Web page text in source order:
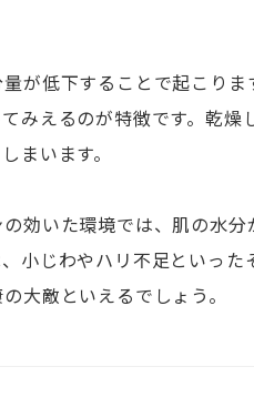
が低下することで起こりま
みえるのが特徴です。乾燥
まいます。
効いた環境では、肌の水
小じわやハリ不足といっ
大敵といえるでしょう。